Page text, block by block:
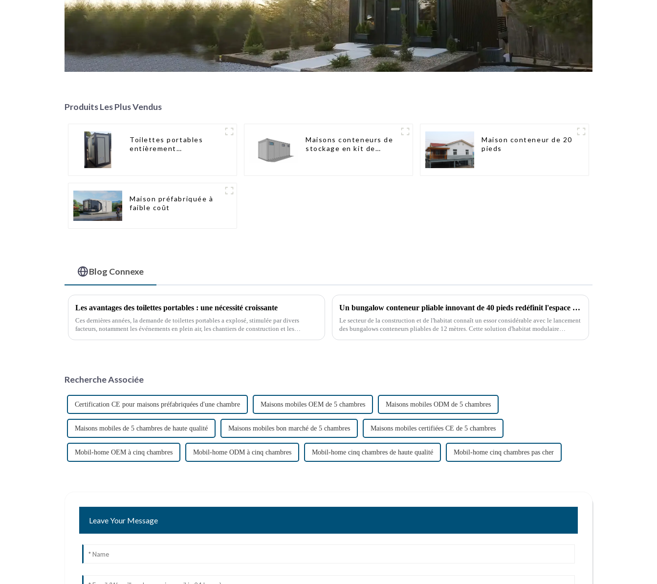
Produits Les Plus Vendus
Toilettes portables
entièrement
Maisons conteneurs de
stockage en kit de
Maison conteneur de 20
pieds
Maison préfabriquée à
faible coût
Blog Connexe
Les avantages des toilettes portables : une nécessité croissante
Ces dernières années, la demande de toilettes portables a explosé, stimulée par divers
facteurs, notamment les événements en plein air, les chantiers de construction et les
Un bungalow conteneur pliable innovant de 40 pieds redéfinit l'espace de vie modulaire
Le secteur de la construction et de l'habitat connaît un essor considérable avec le lancement
des bungalows conteneurs pliables de 12 mètres. Cette solution d'habitat modulaire
Recherche Associée
Certification CE pour maisons préfabriquées d'une chambre Maisons mobiles OEM de 5 chambres Maisons mobiles ODM de 5 chambres
Maisons mobiles de 5 chambres de haute qualité Maisons mobiles bon marché de 5 chambres Maisons mobiles certifiées CE de 5 chambres
Mobil-home OEM à cinq chambres Mobil-home ODM à cinq chambres Mobil-home cinq chambres de haute qualité Mobil-home cinq chambres pas cher
Leave Your Message